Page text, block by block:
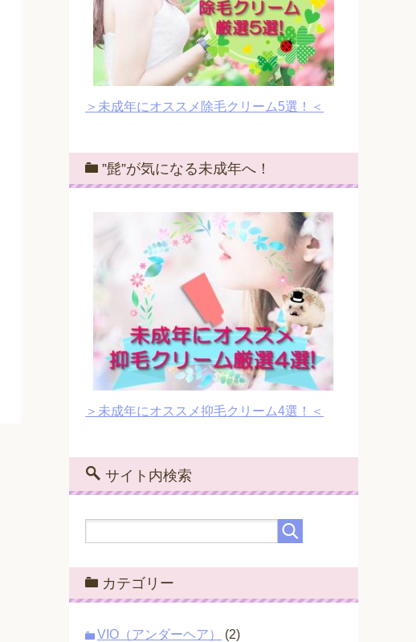
＞未成年にオススメ除毛クリーム5選！＜
”髭”が気になる未成年へ！
＞未成年にオススメ抑毛クリーム4選！＜
サイト内検索
カテゴリー
VIO（アンダーヘア） (2)